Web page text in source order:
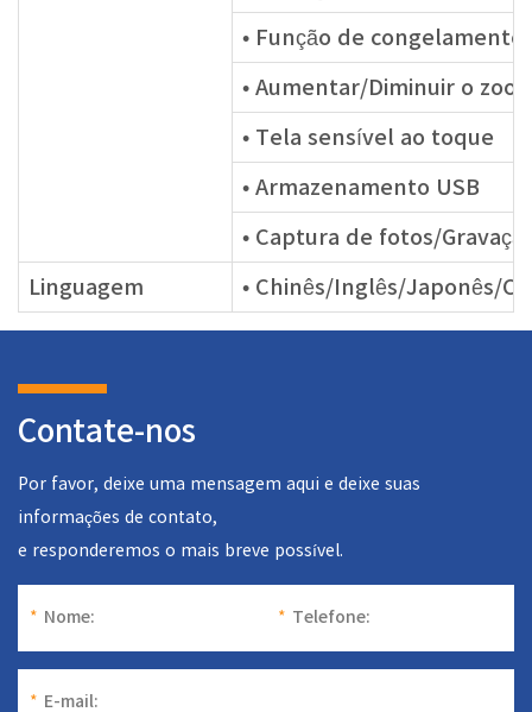
• Função de congelamento
• Aumentar/Diminuir o
• Tela sensível ao toque
• Armazenamento USB
• Captura de fotos/
Linguagem • Chinês/Inglês/Japonês/
Contate-nos
Por favor, deixe uma mensagem aqui e deixe suas
informações de contato,
e responderemos o mais breve possível.
* Nome: * Telefone:
* E-mail: